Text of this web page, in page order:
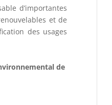
d’importantes
et de
des usages
de